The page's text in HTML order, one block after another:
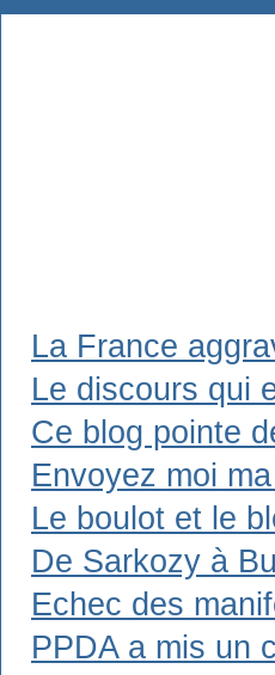
La France
Le discours qui
Ce blog pointe
Envoyez moi
Le boulot et le
De Sarkozy à
Echec des
PPDA a mis un